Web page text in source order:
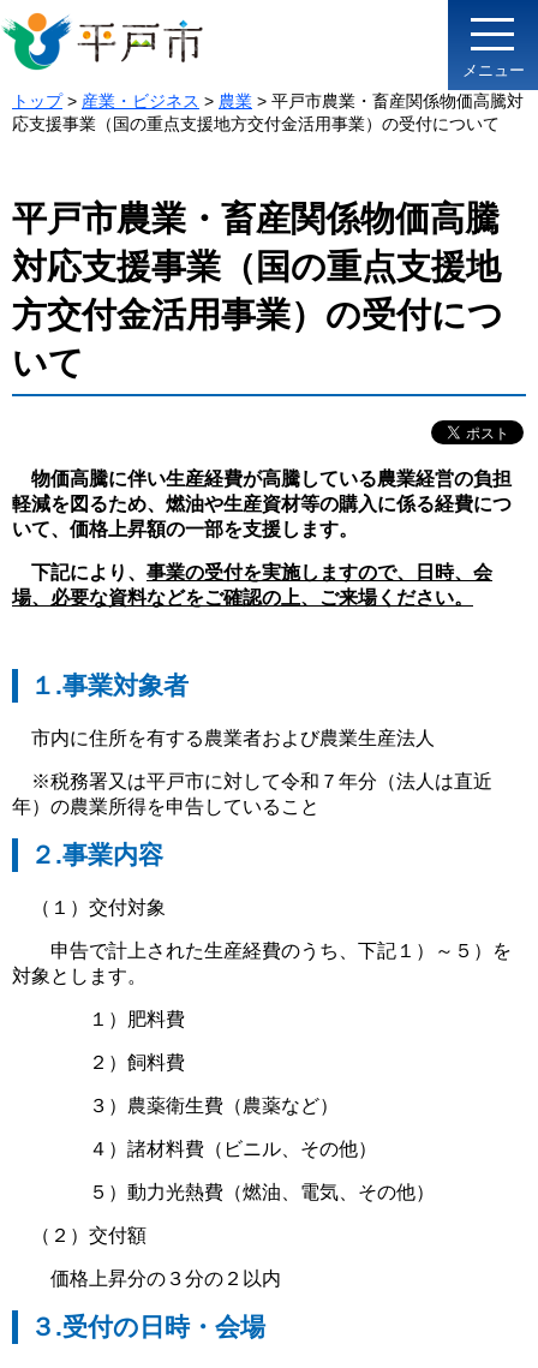
メニュー
トップ> 産業・ビジネス > 農業 > 平戸市農業・畜産関係物価高騰対
応支援事業（国の重点支援地方交付金活用事業）の受付について
平戸市農業・畜産関係物価高騰
対応支援事業（国の重点支援地
方交付金活用事業）の受付につ
いて
物価高騰に伴い生産経費が高騰している農業経営の負担
軽減を図るため、燃油や生産資材等の購入に係る経費につ
いて、価格上昇額の一部を支援します。
下記により、 事業の受付を実施しますので、日時、会
場、必要な資料などをご確認の上、ご来場ください。
１.事業対象者
市内に住所を有する農業者および農業生産法人
※税務署又は平戸市に対して令和７年分（法人は直近
年）の農業所得を申告していること
２.事業内容
（１）交付対象
申告で計上された生産経費のうち、下記１）～５）を
対象とします。
１）肥料費
２）飼料費
３）農薬衛生費（農薬など）
４）諸材料費（ビニル、その他）
５）動力光熱費（燃油、電気、その他）
（２）交付額
価格上昇分の３分の２以内
３.受付の日時・会場